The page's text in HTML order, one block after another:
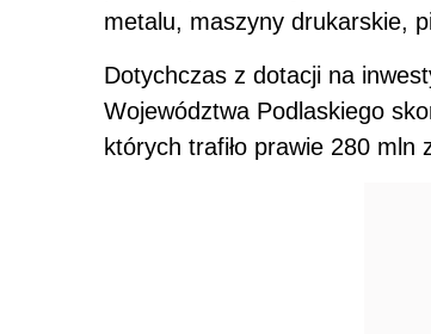
metalu, maszyny drukarskie,
Dotychczas z dotacji na
Województwa Podlaskiego
których trafiło prawie 280 mln